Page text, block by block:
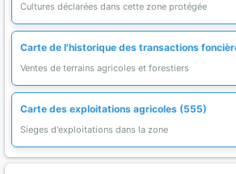
Cultures déclarées dans cette zone protégée
Carte de l'historique des transactions
Ventes de terrains agricoles et forestiers
Carte des exploitations agricoles (555)
Sieges d'exploitations dans la zone